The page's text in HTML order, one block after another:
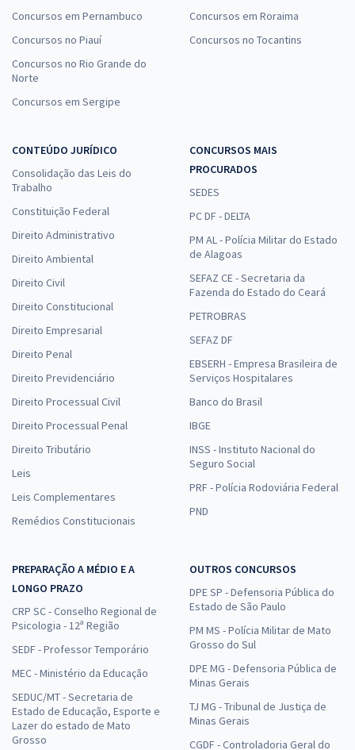
Concursos em Pernambuco
Concursos no Piauí
Concursos no Rio Grande do
Norte
Concursos em Sergipe
Concursos em Roraima
Concursos no Tocantins
CONTEÚDO JURÍDICO
Consolidação das Leis do
Trabalho
Constituição Federal
Direito Administrativo
Direito Ambiental
Direito Civil
Direito Constitucional
Direito Empresarial
Direito Penal
Direito Previdenciário
Direito Processual Civil
Direito Processual Penal
Direito Tributário
Leis
Leis Complementares
Remédios Constitucionais
CONCURSOS MAIS
PROCURADOS
SEDES
PC DF - DELTA
PM AL - Polícia Militar do Estado
de Alagoas
SEFAZ CE - Secretaria da
Fazenda do Estado do Ceará
PETROBRAS
SEFAZ DF
EBSERH - Empresa Brasileira de
Serviços Hospitalares
Banco do Brasil
IBGE
INSS - Instituto Nacional do
Seguro Social
PRF - Polícia Rodoviária Federal
PND
PREPARAÇÃO A MÉDIO E A
LONGO PRAZO
CRP SC - Conselho Regional de
Psicologia - 12ª Região
SEDF - Professor Temporário
MEC - Ministério da Educação
SEDUC/MT - Secretaria de
Estado de Educação, Esporte e
Lazer do estado de Mato
Grosso
OUTROS CONCURSOS
DPE SP - Defensoria Pública do
Estado de São Paulo
PM MS - Polícia Militar de Mato
Grosso do Sul
DPE MG - Defensoria Pública de
Minas Gerais
TJ MG - Tribunal de Justiça de
Minas Gerais
CGDF - Controladoria Geral do